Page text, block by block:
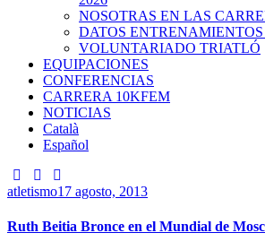
NOSOTRAS EN LAS
DATOS
VOLUNTARIADO TRIATLÓ
EQUIPACIONES
CONFERENCIAS
CARRERA 10KFEM
NOTICIAS
Català
Español
atletismo17 agosto, 2013
Ruth Beitia Bronce en el Mundial de